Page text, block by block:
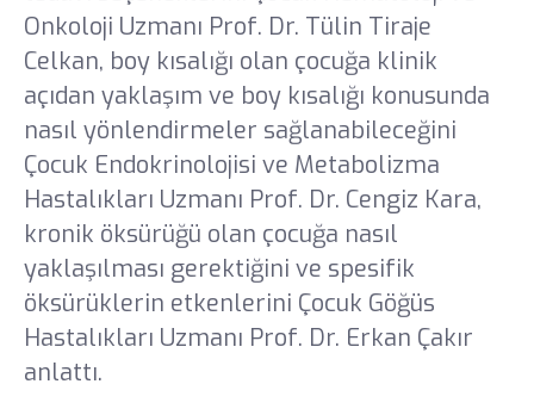
E-Dergi
Galeri
Onkoloji Uzmanı Prof. Dr. Tülin Tiraje
Celkan, boy kısalığı olan çocuğa klinik
açıdan yaklaşım ve boy kısalığı konusunda
nasıl yönlendirmeler sağlanabileceğini
Çocuk Endokrinolojisi ve Metabolizma
Hastalıkları Uzmanı Prof. Dr. Cengiz Kara,
kronik öksürüğü olan çocuğa nasıl
yaklaşılması gerektiğini ve spesifik
öksürüklerin etkenlerini Çocuk Göğüs
Hastalıkları Uzmanı Prof. Dr. Erkan Çakır
anlattı.